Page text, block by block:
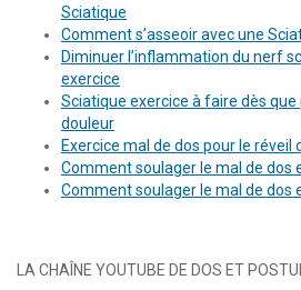
Sciatique
Comment s’asseoir avec une
Diminuer l’inflammation du nerf
exercice
Sciatique exercice à faire dès
douleur
Exercice mal de dos pour le réveil
Comment soulager le mal de dos
Comment soulager le mal de dos
LA CHAÎNE YOUTUBE DE DOS ET